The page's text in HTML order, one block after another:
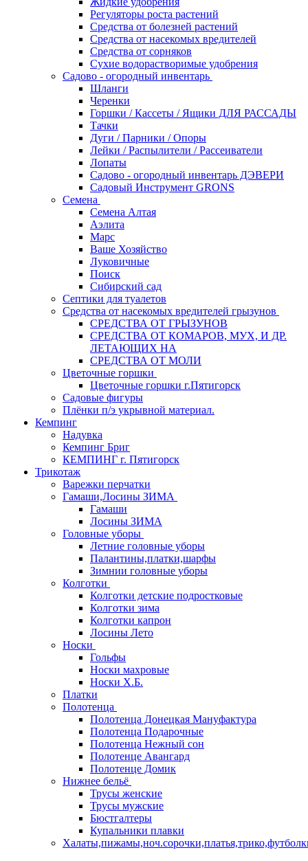
Регуляторы роста растений
Средства от болезней растений
Средства от насекомых вредителей
Средства от сорняков
Сухие водорастворимые удобрения
Садово - огородный инвентарь
Шланги
Черенки
Горшки / Кассеты / Ящики ДЛЯ РАССАДЫ
Тачки
Дуги / Парники / Опоры
Лейки / Распылители / Рассеиватели
Лопаты
Садово - огородный инвентарь ДЭВЕРИ
Садовый Инструмент GRONS
Семена
Семена Алтая
Аэлита
Марс
Ваше Хозяйство
Луковичные
Поиск
Сибирский сад
Септики для туалетов
Средства от насекомых вредителей грызунов
СPEДСТВА ОТ ГРЫЗУНОВ
СРЕДСТВА ОТ КОМАРОВ, МУХ, И ДР.
ЛЕТАЮЩИХ НА
СРЕДСТВА ОТ МОЛИ
Цветочные горшки
Цветочные горшки г.Пятигорск
Садовые фигуры
Плёнки п/э укрывной материал.
Кемпинг
Надувка
Кемпинг Бриг
КЕМПИНГ г. Пятигорск
Трикотаж
Варежки перчатки
Гамаши,Лосины ЗИМА
Гамаши
Лосины ЗИМА
Головные уборы
Летние головные уборы
Палантины,платки,шарфы
Зимнии головные уборы
Колготки
Колготки детские подростковые
Колготки зима
Колготки капрон
Лосины Лето
Носки
Гольфы
Носки махровые
Носки Х.Б.
Платки
Полотенца
Полотенца Донецкая Мануфактура
Полотенца Подарочные
Полотенца Нежный сон
Полотенце Авангард
Полотенце Домик
Нижнее бельё
Трусы женские
Трусы мужские
Бюстгалтеры
Купальники плавки